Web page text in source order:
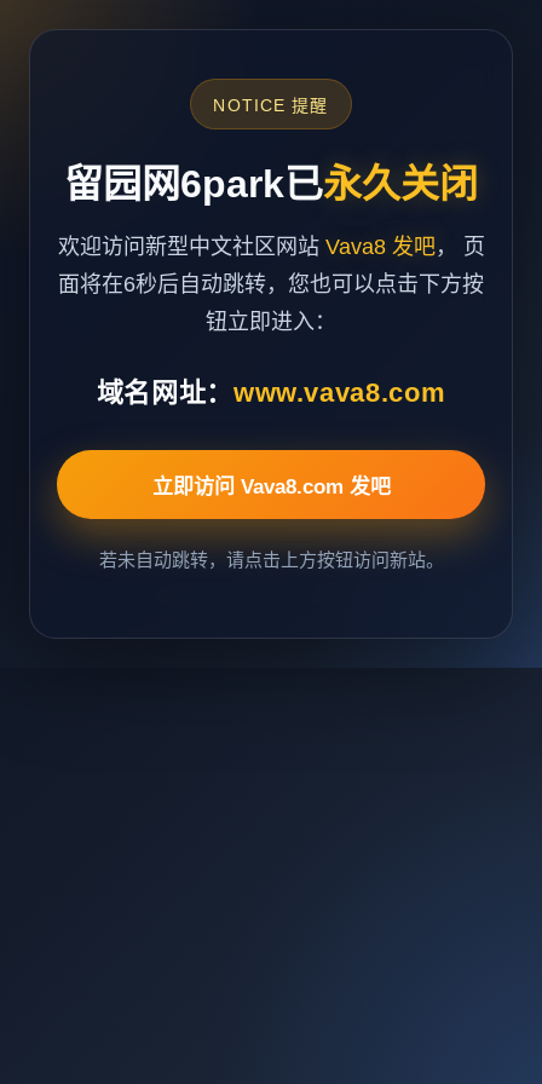
NOTICE 提醒
留园网6park已永久关闭
欢迎访问新型中文社区网站 Vava8 发吧， 页
面将在6秒后自动跳转，您也可以点击下方按
钮立即进入：
域名网址： www.vava8.com
立即访问 Vava8.com 发吧
若未自动跳转，请点击上方按钮访问新站。